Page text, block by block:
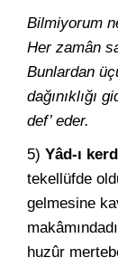
Bilmiyorum
Her zamân
Bunlardan
dağınıklığı
def’ eder.
5) Yâd-ı
tekellüfde
gelmesine
huzûr